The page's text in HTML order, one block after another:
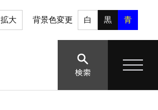
拡大 背景色変更 白 黒 青